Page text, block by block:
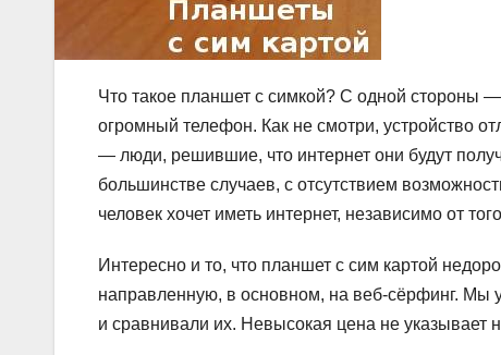
Что такое планшет с симкой? С одной стороны
огромный телефон. Как не смотри, устройство
— люди, решившие, что интернет они будут
большинстве случаев, с отсутствием
человек хочет иметь интернет, независимо от
Интересно и то, что планшет с сим картой
направленную, в основном, на веб-сёрфинг. Мы
и сравнивали их. Невысокая цена не указывает